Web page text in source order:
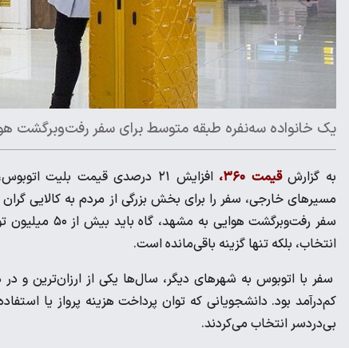
یک خانواده سه‌نفره طبقه متوسط برای سفر رفت‌وبرگشت هوایی به مشهد، گاه
به گزارشقیمت ۳۶۰،
افزایش ۲۱ درصدی قیمت بلیت
مسیرهای خارجی، سفر را برای بخش بزرگی از مردم به کالایی
سفر
انتخاب، بلکه تنها گزینه باقی‌مانده است.
سفر با اتوبوس به شهرهای دیگر، سال‌ها یکی از ارزان‌ترین و
کم‌درآمد بود. دانشجویانی که توان پرداخت هزینه پرواز یا
بی‌دردسر انتخاب می‌کردند.